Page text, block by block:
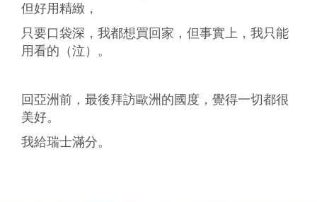
但好用精緻，
只要口袋深，我都想買回家，但事實上，我只能
用看的（泣）。
回亞洲前，最後拜訪歐洲的國度，覺得一切都很
美好。
我給瑞士滿分。